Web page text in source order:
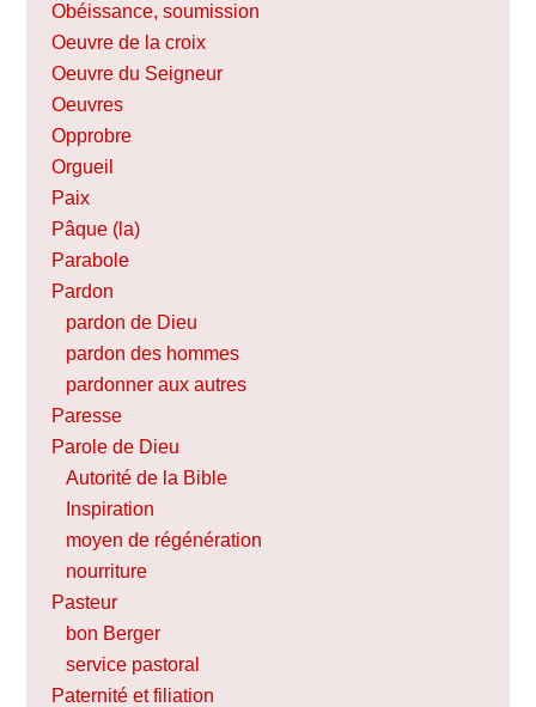
Obéissance, soumission
Oeuvre de la croix
Oeuvre du Seigneur
Oeuvres
Opprobre
Orgueil
Paix
Pâque (la)
Parabole
Pardon
pardon de Dieu
pardon des hommes
pardonner aux autres
Paresse
Parole de Dieu
Autorité de la Bible
Inspiration
moyen de régénération
nourriture
Pasteur
bon Berger
service pastoral
Paternité et filiation